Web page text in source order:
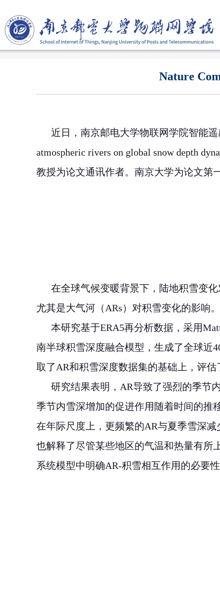
Nature
近日，南京邮电大学物联网学院智能
atmospheric rivers on global snow depth
教授为论文通讯作者。南京大学为论文第
在全球气候变暖背景下，陆地积雪变
尤其是大气河（ ARs）对积雪变化的影响
本研究基于ERA5再分析数据，采用
南半球积雪深度融合模型，生成了全球近
取了 AR和积雪深度数据集的基础上，评估
研究结果表明， AR导致了强烈的季节
季节内雪深增加的促进作用随着时间的推
在年际尺度上，更频繁的AR与夏季雪深减
也解释了尽管某些地区的气温和热量有所
系统模型中明确AR-积雪相互作用的必要性